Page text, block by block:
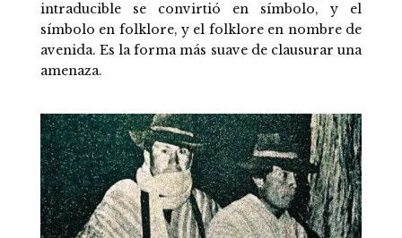
intraducible se convirtió en símbolo, y el
símbolo en folklore, y el folklore en nombre de
avenida. Es la forma más suave de clausurar una
amenaza.